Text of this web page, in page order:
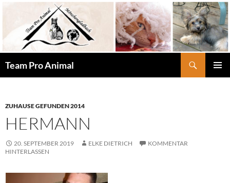
springen
Team Pro Animal
ZUHAUSE GEFUNDEN 2014
HERMANN
20. SEPTEMBER 2019 ELKE DIETRICH
KOMMENTAR
HINTERLASSEN